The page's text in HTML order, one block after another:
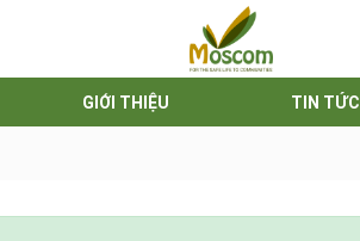
GIỚI THIỆU TIN TỨC